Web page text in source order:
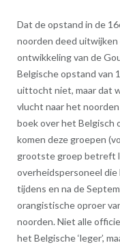
Dat de opstand in de
noorden deed uitwijken
ontwikkeling van de
Belgische opstand van
uittocht niet, maar dat
vlucht naar het
boek over het Belgisch
komen deze groepen
grootste groep betreft
overheidspersoneel die
tijdens en na de
orangistische oproer
noorden. Niet alle
het Belgische ‘leger’,